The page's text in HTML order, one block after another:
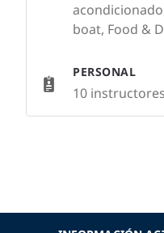
boat, Food &
PERSONAL
10